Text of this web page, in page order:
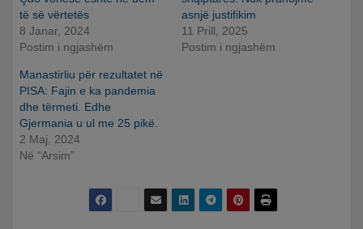
të së vërtetës
8 Janar, 2024
Postim i ngjashëm
asnjë justifikim
11 Prill, 2025
Postim i ngjashëm
Manastirliu për rezultatet në
PISA: Fajin e ka pandemia
dhe tërmeti. Edhe
Gjermania u ul me 25 pikë.
2 Maj, 2024
Në “Arsim”